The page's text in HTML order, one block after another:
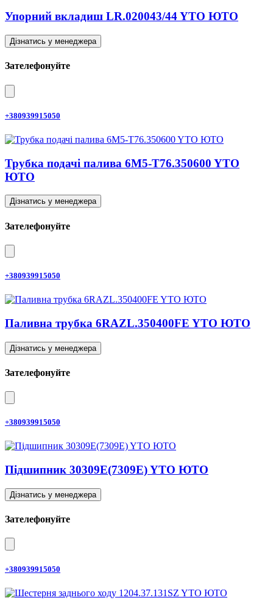
Упорний вкладиш LR.020043/44 YTO ЮТО
Дізнатись у менеджера
Зателефонуйте
+380939915050
Трубка подачі палива 6M5-T76.350600 YTO
ЮТО
Дізнатись у менеджера
Зателефонуйте
+380939915050
Паливна трубка 6RAZL.350400FE YTO ЮТО
Дізнатись у менеджера
Зателефонуйте
+380939915050
Підшипник 30309E(7309E) YTO ЮТО
Дізнатись у менеджера
Зателефонуйте
+380939915050